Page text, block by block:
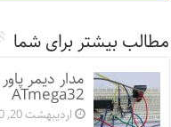
مطالب بیشتر برای شما
ATmega32
اردیبهشت 20, 1400